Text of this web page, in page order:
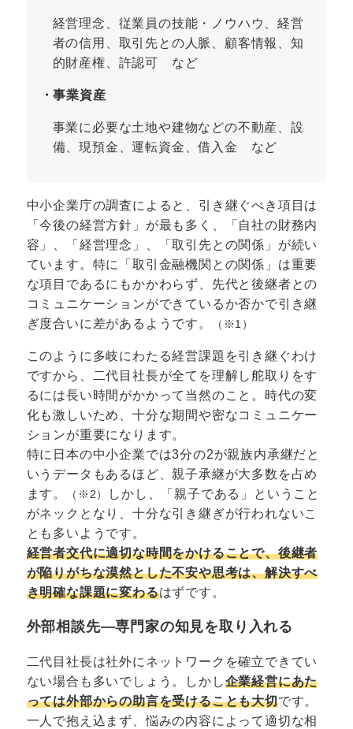
経営理念、従業員の技能・ノウハウ、経営
者の信用、取引先との人脈、顧客情報、知
的財産権、許認可 など
・事業資産
事業に必要な土地や建物などの不動産、設
備、現預金、運転資金、借入金 など
中小企業庁の調査によると、引き継ぐべき項目は
「今後の経営方針」が最も多く、「自社の財務内
容」、「経営理念」、「取引先との関係」が続い
ています。特に「取引金融機関との関係」は重要
な項目であるにもかかわらず、先代と後継者との
コミュニケーションができているか否かで引き継
ぎ度合いに差があるようです。
（※1）
このように多岐にわたる経営課題を引き継ぐわけ
ですから、二代目社長が全てを理解し舵取りをす
るには長い時間がかかって当然のこと。時代の変
化も激しいため、十分な期間や密なコミュニケー
ションが重要になります。
特に日本の中小企業では3分の2が親族内承継だと
いうデータもあるほど、親子承継が大多数を占め
ます。
（※2）
しかし、「親子である」ということ
がネックとなり、十分な引き継ぎが行われないこ
とも多いようです。
経営者交代に適切な時間をかけることで、後継者
が陥りがちな漠然とした不安や思考は、解決すべ
き明確な課題に変わるはずです。
外部相談先―専門家の知見を取り入れる
二代目社長は社外にネットワークを確立できてい
ない場合も多いでしょう。しかし企業経営にあた
っては外部からの助言を受けることも大切です。
一人で抱え込まず、悩みの内容によって適切な相